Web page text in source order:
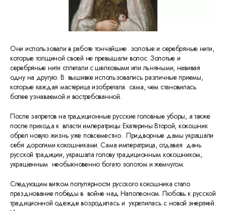
Они использовали в работе тончайшие золотые и серебряные нити,
которые толщиной своей не превышали волос. Золотые и
серебряные нити сплетали с шелковыми или льняными, навивая
одну на другую. В вышивке использовались различные приемы,
которые каждая мастерица изобретала сама, чем становилась
более узнаваемой и востребованной.
После запретов на традиционные русские головные уборы, а также
после прихода к власти императрицы Екатерины Второй, кокошник
обрел новую жизнь уже повсеместно. Придворные дамы украшали
себя дорогими кокошниками. Сама императрица, отдавая дань
русской традиции, украшала голову традиционным кокошником,
украшенным необыкновенно богато золотом и жемчугом.
Следующим витком популярности русского кокошника стало
празднование победы в войне над Наполеоном. Любовь к русской
традиционной одежде возродилась и укрепилась с новой энергией.